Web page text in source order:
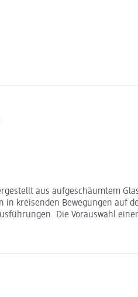
aus aufgeschäumtem
kreisenden Bewegungen auf
Die Vorauswahl